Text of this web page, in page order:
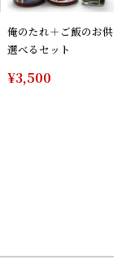
俺のたれ＋ご飯のお供
選べるセット
¥3,500